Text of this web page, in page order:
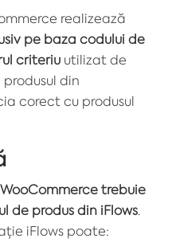
realizează
pe baza codului de
criteriu utilizat de
din
corect cu produsul
trebuie
de produs din iFlows.
iFlows poate: